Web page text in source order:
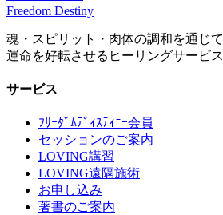
Freedom Destiny
魂・スピリット・肉体の調和を通じて
運命を好転させるヒーリングサービス
サービス
ﾌﾘｰﾀﾞﾑﾃﾞｨｽﾃｨﾆｰ会員
セッションのご案内
LOVING講習
LOVING遠隔施術
お申し込み
著書のご案内